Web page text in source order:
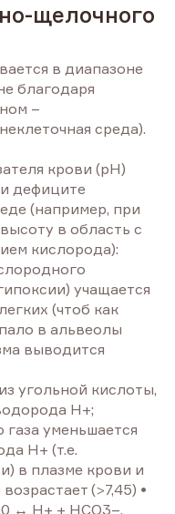
щелочного
в диапазоне
благодаря
–
среда).
крови (рН)
дефиците
(например, при
в область с
кислорода):
учащается
(чтоб как
в альвеолы
выводится
угольной кислоты,
Н+;
уменьшается
Н+ (т.е.
в плазме крови и
(>7,45) •
↔ Н+ + НСО3–.